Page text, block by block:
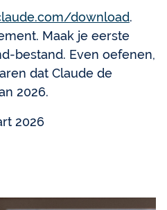
download.
Maak je eerste
bestand. Even oefenen,
dat Claude de
2026.
2026